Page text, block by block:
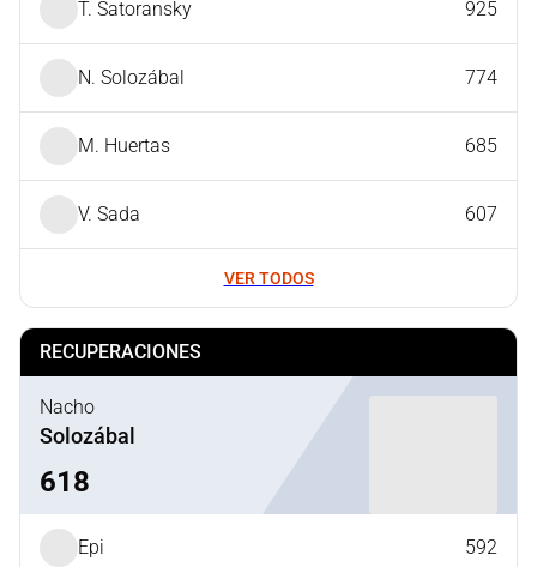
T. Satoransky 925
N. Solozábal 774
M. Huertas 685
V. Sada 607
VER TODOS
RECUPERACIONES
Nacho
Solozábal
618
Epi 592